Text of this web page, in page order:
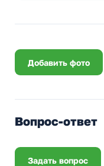
Добавить фото
Вопрос-ответ
Задать вопрос